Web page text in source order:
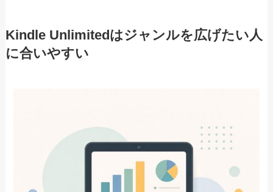
Kindle Unlimitedはジャンルを広げたい人
に合いやすい